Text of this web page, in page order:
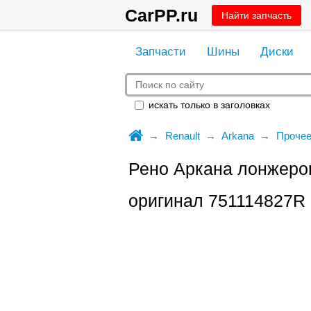
CarPP.ru Найти запчасть
Запчасти Шины Диски
искать только в заголовках
Renault Arkana Прочее
Рено Аркана
оригинал 751114827R